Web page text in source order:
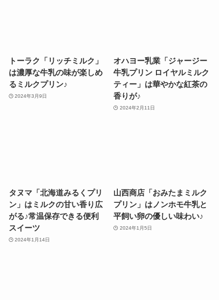
トーラク「リッチミルク」
は濃厚な牛乳の味が楽しめ
るミルクプリン♪
2024年3月9日
オハヨー乳業「ジャージー
牛乳プリン ロイヤルミルク
ティー」は華やかな紅茶の
香りが♪
2024年2月11日
タヌマ「北海道みるくプリ
ン」はミルクの甘い香り広
がる♪常温保存できる便利
スイーツ
2024年1月14日
山西商店「おみたまミルク
プリン」はノンホモ牛乳と
平飼い卵の優しい味わい♪
2024年1月5日